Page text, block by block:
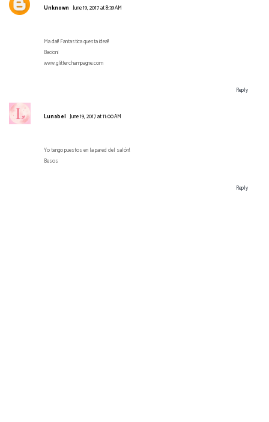
Unknown June 19, 2017 at 8:39 AM
Ma dai!! Fantastica questa idea!!
Bacioni
www.glitterchampagne.com
Reply
Lunabel June 19, 2017 at 11:00 AM
Yo tengo puestos en la pared del salón!
Besos
Reply